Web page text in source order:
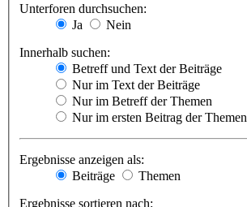
Unterforen durchsuchen:
Ja
Nein
Innerhalb suchen:
Betreff und Text der Beiträge
Nur im Text der Beiträge
Nur im Betreff der Themen
Nur im ersten Beitrag der Themen
Ergebnisse anzeigen als:
Beiträge
Themen
Ergebnisse sortieren nach: